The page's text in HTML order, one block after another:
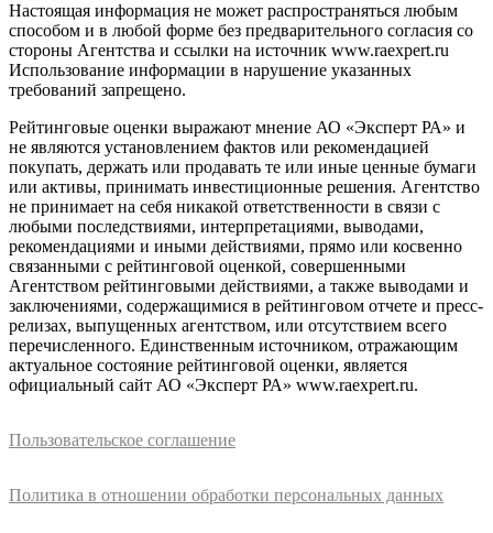
Настоящая информация не может распространяться любым
способом и в любой форме без предварительного согласия со
стороны Агентства и ссылки на источник www.raexpert.ru
Использование информации в нарушение указанных
требований запрещено.
Рейтинговые оценки выражают мнение АО «Эксперт РА» и
не являются установлением фактов или рекомендацией
покупать, держать или продавать те или иные ценные бумаги
или активы, принимать инвестиционные решения. Агентство
не принимает на себя никакой ответственности в связи с
любыми последствиями, интерпретациями, выводами,
рекомендациями и иными действиями, прямо или косвенно
связанными с рейтинговой оценкой, совершенными
Агентством рейтинговыми действиями, а также выводами и
заключениями, содержащимися в рейтинговом отчете и пресс-
релизах, выпущенных агентством, или отсутствием всего
перечисленного. Единственным источником, отражающим
актуальное состояние рейтинговой оценки, является
официальный сайт АО «Эксперт РА» www.raexpert.ru.
Пользовательское соглашение
Политика в отношении обработки персональных данных